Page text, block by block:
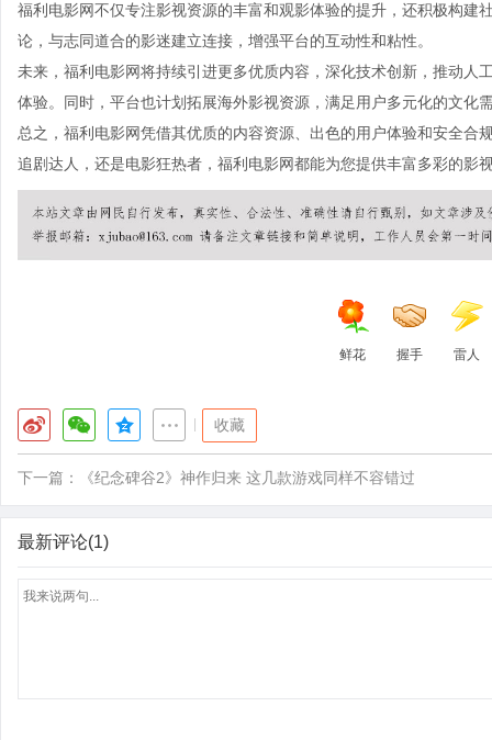
福利电影网不仅专注影视资源的丰富和观影体验的提升，还积极构建
论，与志同道合的影迷建立连接，增强平台的互动性和粘性。
未来，福利电影网将持续引进更多优质内容，深化技术创新，推动人
体验。同时，平台也计划拓展海外影视资源，满足用户多元化的文化
总之，福利电影网凭借其优质的内容资源、出色的用户体验和安全
追剧达人，还是电影狂热者，福利电影网都能为您提供丰富多彩的影
鲜花 握手 雷人
收藏
下一篇： 《纪念碑谷2》神作归来 这几款游戏同样不容错过
最新评论(1)